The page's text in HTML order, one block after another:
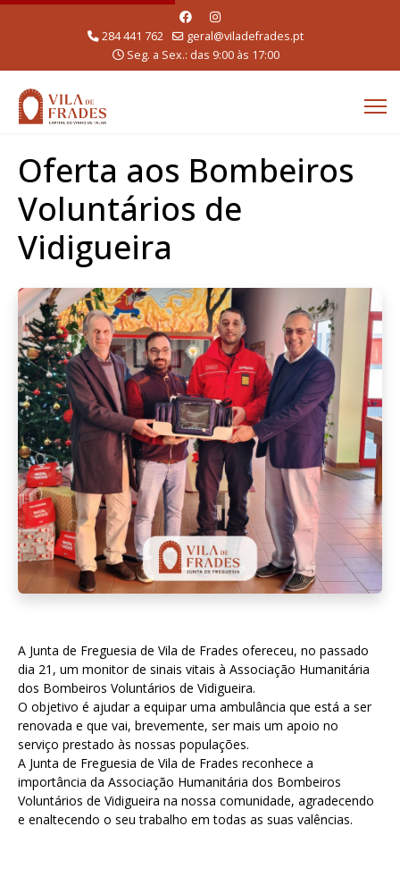
284 441 762
geral@viladefrades.pt
Seg. a Sex.: das 9:00 às 17:00
Oferta aos Bombeiros
Voluntários de
Vidigueira
A Junta de Freguesia de Vila de Frades ofereceu, no passado
dia 21, um monitor de sinais vitais à Associação Humanitária
dos Bombeiros Voluntários de Vidigueira.
O objetivo é ajudar a equipar uma ambulância que está a ser
renovada e que vai, brevemente, ser mais um apoio no
serviço prestado às nossas populações.
A Junta de Freguesia de Vila de Frades reconhece a
importância da Associação Humanitária dos Bombeiros
Voluntários de Vidigueira na nossa comunidade, agradecendo
e enaltecendo o seu trabalho em todas as suas valências.